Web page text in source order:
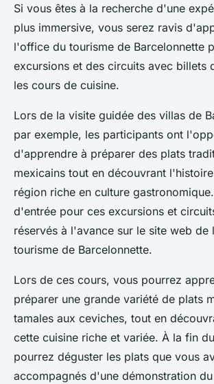
Si vous êtes à la recherche d'une
plus immersive, vous serez ravis
l'office du tourisme de Barcelonnette
excursions et des circuits avec billets
les cours de cuisine.
Lors de la visite guidée des villas de
par exemple, les participants ont
d'apprendre à préparer des plats
mexicains tout en découvrant
région riche en culture
d'entrée pour ces excursions et
réservés à l'avance sur le site web
tourisme de Barcelonnette.
Lors de ces cours, vous pourrez
préparer une grande variété de plats
tamales aux ceviches, tout en
cette cuisine riche et variée. À la fin
pourrez déguster les plats que vous
accompagnés d'une démonstration